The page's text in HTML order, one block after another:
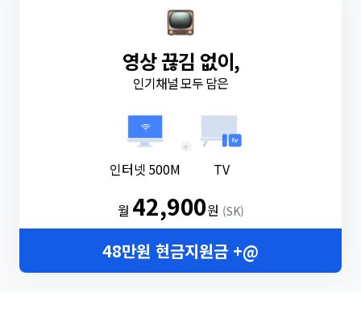
영상 끊김 없이,
인기채널 모두 담은
인터넷 500M
+
TV
월 42,900원 (SK)
48만원 현금지원금 +@